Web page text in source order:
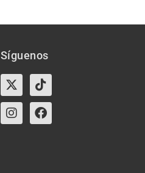
Síguenos
X-
twitter
Tiktok
InstagramFacebook